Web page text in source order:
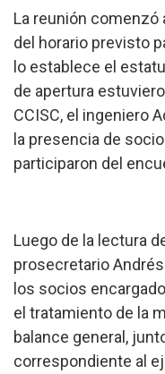
La reunión comenzó
del horario previsto
lo establece el
de apertura
CCISC, el ingeniero
la presencia de
participaron del
Luego de la lectura
prosecretario
los socios
el tratamiento de la
balance general,
correspondiente al